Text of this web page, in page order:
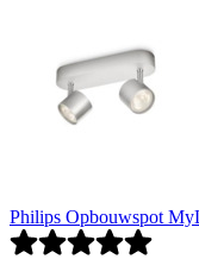
Philips Opbouwspot